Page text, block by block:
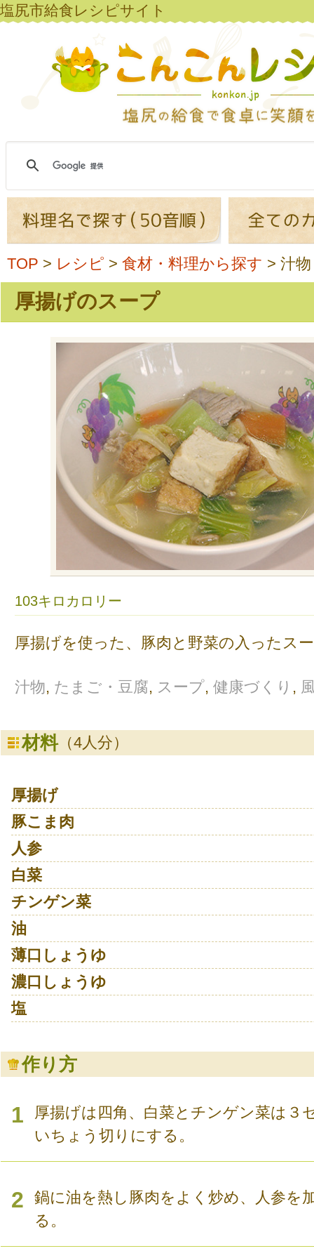
塩尻市給食レシピサイト
TOP > レシピ > 食材・料理から探す > 汁物
厚揚げのスープ
103キロカロリー
厚揚げを使った、豚肉と野菜の入ったス
汁物, たまご・豆腐, スープ, 健康づくり ,
材料（4人分）
厚揚げ
豚こま肉
人参
白菜
チンゲン菜
油
薄口しょうゆ
濃口しょうゆ
塩
作り方
1
厚揚げは四角、白菜とチンゲン菜は３
いちょう切りにする。
2
鍋に油を熱し豚肉をよく炒め、人参を
る。